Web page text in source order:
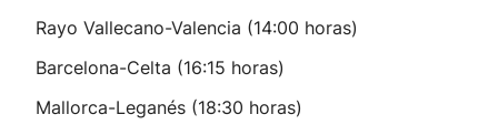
Rayo Vallecano-Valencia (14:00 horas)
Barcelona-Celta (16:15 horas)
Mallorca-Leganés (18:30 horas)